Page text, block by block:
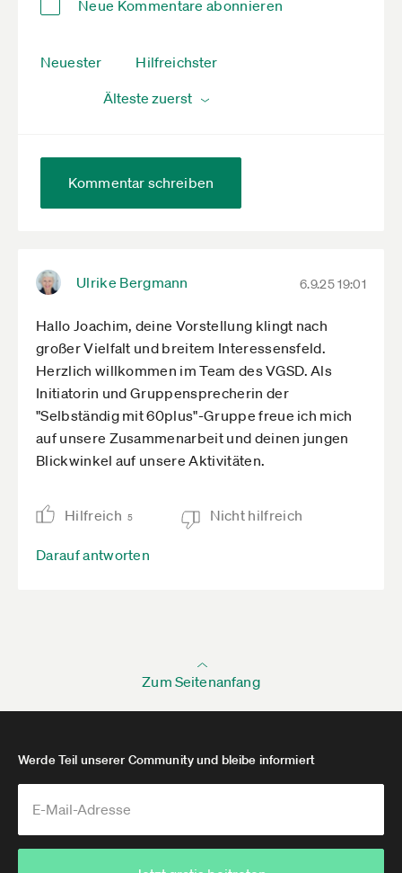
Neue Kommentare abonnieren
Neuester Hilfreichster
Kommentar schreiben
Ulrike Bergmann 6.9.25 19:01
Hallo Joachim, deine Vorstellung klingt nach
großer Vielfalt und breitem Interessensfeld.
Herzlich willkommen im Team des VGSD. Als
Initiatorin und Gruppensprecherin der
"Selbständig mit 60plus"-Gruppe freue ich mich
auf unsere Zusammenarbeit und deinen jungen
Blickwinkel auf unsere Aktivitäten.
Hilfreich 5 Nicht hilfreich
Darauf antworten
Zum Seitenanfang
Werde Teil unserer Community und bleibe informiert